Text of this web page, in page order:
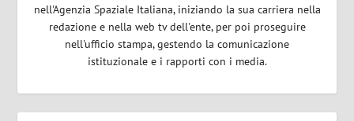
nell'Agenzia Spaziale Italiana, iniziando la sua carriera nella
redazione e nella web tv dell'ente, per poi proseguire
nell'ufficio stampa, gestendo la comunicazione
istituzionale e i rapporti con i media.